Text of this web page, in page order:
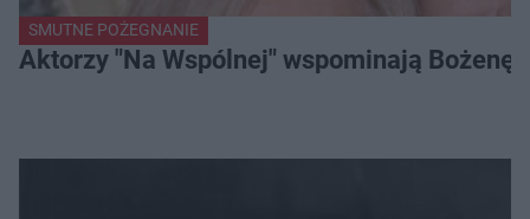
SMUTNE POŻEGNANIE
Aktorzy "Na Wspólnej" wspominają Bożenę